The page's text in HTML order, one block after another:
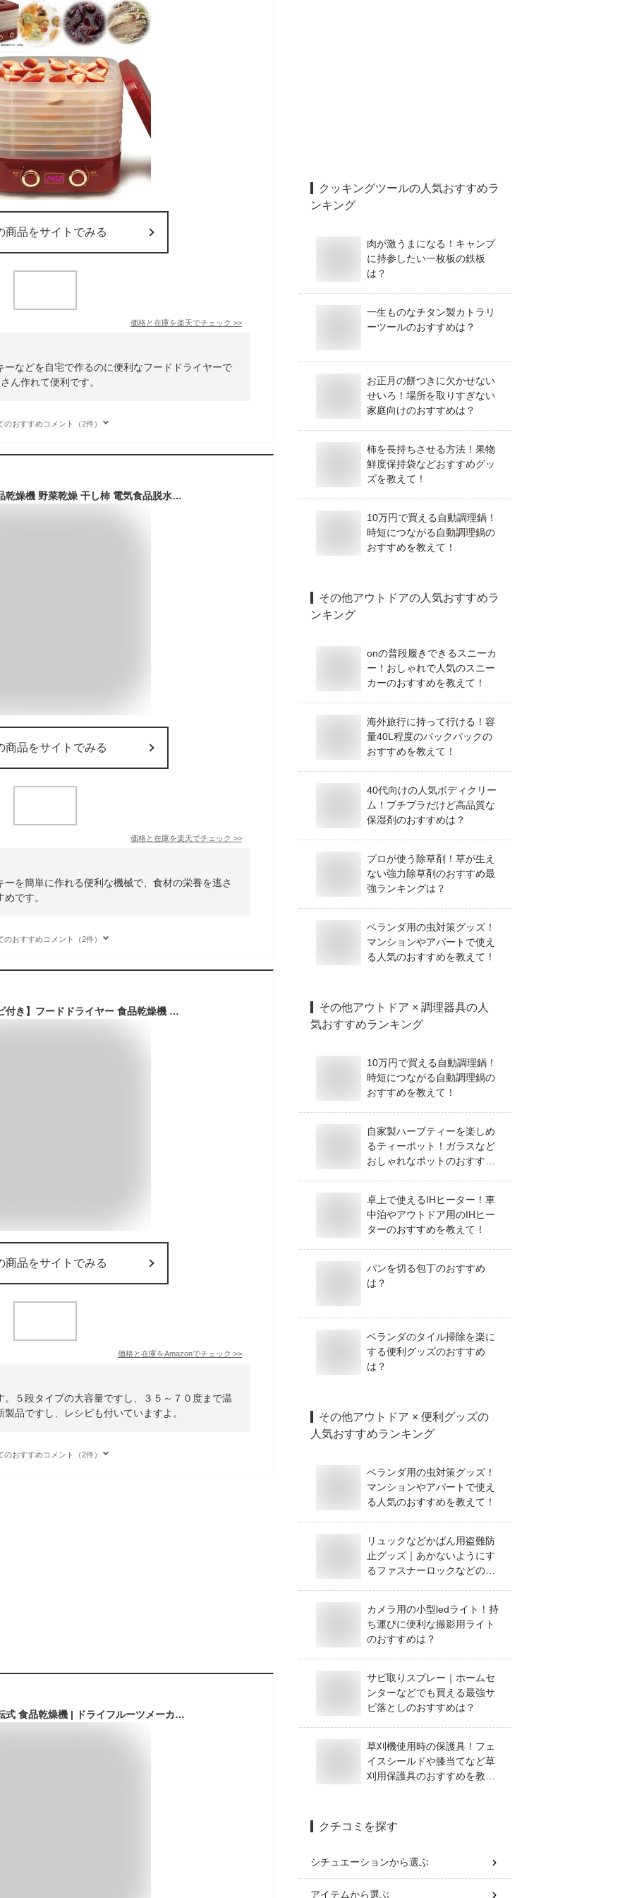
商品をサイトでみる
価格と在庫を楽天でチェック >>
などを自宅で作るのに便利なフードドライヤーで
ん作れて便利です。
のおすすめコメント（2件）
フードドライヤー 食品乾燥機 野菜乾燥 干し柿 電気食品脱水機 ドライフード ドライフルーツメーカー 特典 レシピ 温度調節35℃～70℃ タイマー1～24h 自家製おやつ ジャーキーメーカー 5層・6層・7層・8層【超省エネ】
商品をサイトでみる
価格と在庫を楽天でチェック >>
を簡単に作れる便利な機械で、食材の栄養を逃さ
です。
のおすすめコメント（2件）
【2024新機種・レシピ付き】フードドライヤー 食品乾燥機 ドライフルーツメーカー 5層大容量 35℃から70℃までの温度設定 1～72の時間設定 ヘルシー ドライフードメーカー 家庭用 日本語説明書付き
商品をサイトでみる
価格と在庫をAmazonでチェック >>
５段タイプの大容量ですし、３５～７０度まで温
品ですし、レシピも付いていますよ。
のおすすめコメント（2件）
フードドライヤー 回転式 食品乾燥機 | ドライフルーツメーカー ドライフードメーカー 食品乾燥器 電気食品脱水機 ディハイドレーター 温度調節 野菜乾燥 無添加 ドライフルーツ 家庭用 ドライフード 野菜 ド
クッキングツールの人気おすすめラ
ンキング
肉が激うまになる！キャンプ
に持参したい一枚板の鉄板
は？
一生ものなチタン製カトラリ
ーツールのおすすめは？
お正月の餅つきに欠かせない
せいろ！場所を取りすぎない
家庭向けのおすすめは？
柿を長持ちさせる方法！果物
鮮度保持袋などおすすめグッ
ズを教えて！
10万円で買える自動調理鍋！
時短につながる自動調理鍋の
おすすめを教えて！
その他アウトドアの人気おすすめラ
ンキング
onの普段履きできるスニーカ
ー！おしゃれで人気のスニー
カーのおすすめを教えて！
海外旅行に持って行ける！容
量40L程度のバックパックの
おすすめを教えて！
40代向けの人気ボディクリー
ム！プチプラだけど高品質な
保湿剤のおすすめは？
プロが使う除草剤！草が生え
ない強力除草剤のおすすめ最
強ランキングは？
ベランダ用の虫対策グッズ！
マンションやアパートで使え
る人気のおすすめを教えて！
その他アウトドア × 調理器具の人
気おすすめランキング
10万円で買える自動調理鍋！
時短につながる自動調理鍋の
おすすめを教えて！
自家製ハーブティーを楽しめ
るティーポット！ガラスなど
おしゃれなポットのおすすめ
卓上で使えるIHヒーター！車
中泊やアウトドア用のIHヒー
ターのおすすめを教えて！
パンを切る包丁のおすすめ
は？
ベランダのタイル掃除を楽に
する便利グッズのおすすめ
は？
その他アウトドア × 便利グッズの
人気おすすめランキング
ベランダ用の虫対策グッズ！
マンションやアパートで使え
る人気のおすすめを教えて！
リュックなどかばん用盗難防
止グッズ｜あかないようにす
るファスナーロックなどのお
カメラ用の小型ledライト！持
ち運びに便利な撮影用ライト
のおすすめは？
サビ取りスプレー｜ホームセ
ンターなどでも買える最強サ
ビ落としのおすすめは？
草刈機使用時の保護具！フェ
イスシールドや膝当てなど草
刈用保護具のおすすめを教え
クチコミを探す
シチュエーションから選ぶ
アイテムから選ぶ